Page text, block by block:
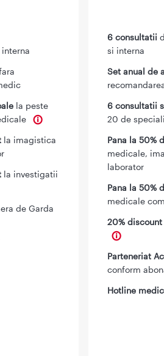
la peste
la imagistica
la investigatii
de Garda
6 consultatii
si interna
Set anual de
6 consultatii
20 de
Pana la 50%
medicale,
laborator
Pana la 50%
medicale
20%
Parteneriat
conform
Hotline